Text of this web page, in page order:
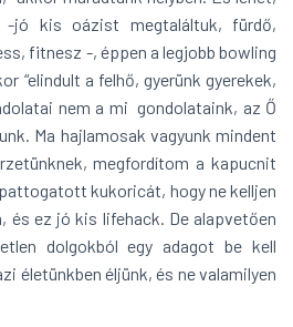
jó kis oázist megtaláltuk, fürdő,
fitnesz -, éppen a legjobb bowling
“elindult a felhő, gyerünk gyerekek,
nem a mi gondolataink, az Ő
Ma hajlamosak vagyunk mindent
megfordítom a kapucnit
kukoricát, hogy ne kelljen
és ez jó kis lifehack. De alapvetően
dolgokból egy adagot be kell
életünkben éljünk, és ne valamilyen